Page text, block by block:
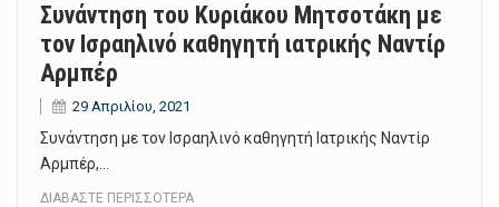
Συνάντηση του Κυριάκου Μητσοτάκη με
τον Ισραηλινό καθηγητή ιατρικής Ναντίρ
Αρμπέρ
29 Απριλίου, 2021
Συνάντηση με τον Ισραηλινό καθηγητή Ιατρικής Ναντίρ
Αρμπέρ,…
ΔΙΑΒΆΣΤΕ ΠΕΡΙΣΣΌΤΕΡΑ